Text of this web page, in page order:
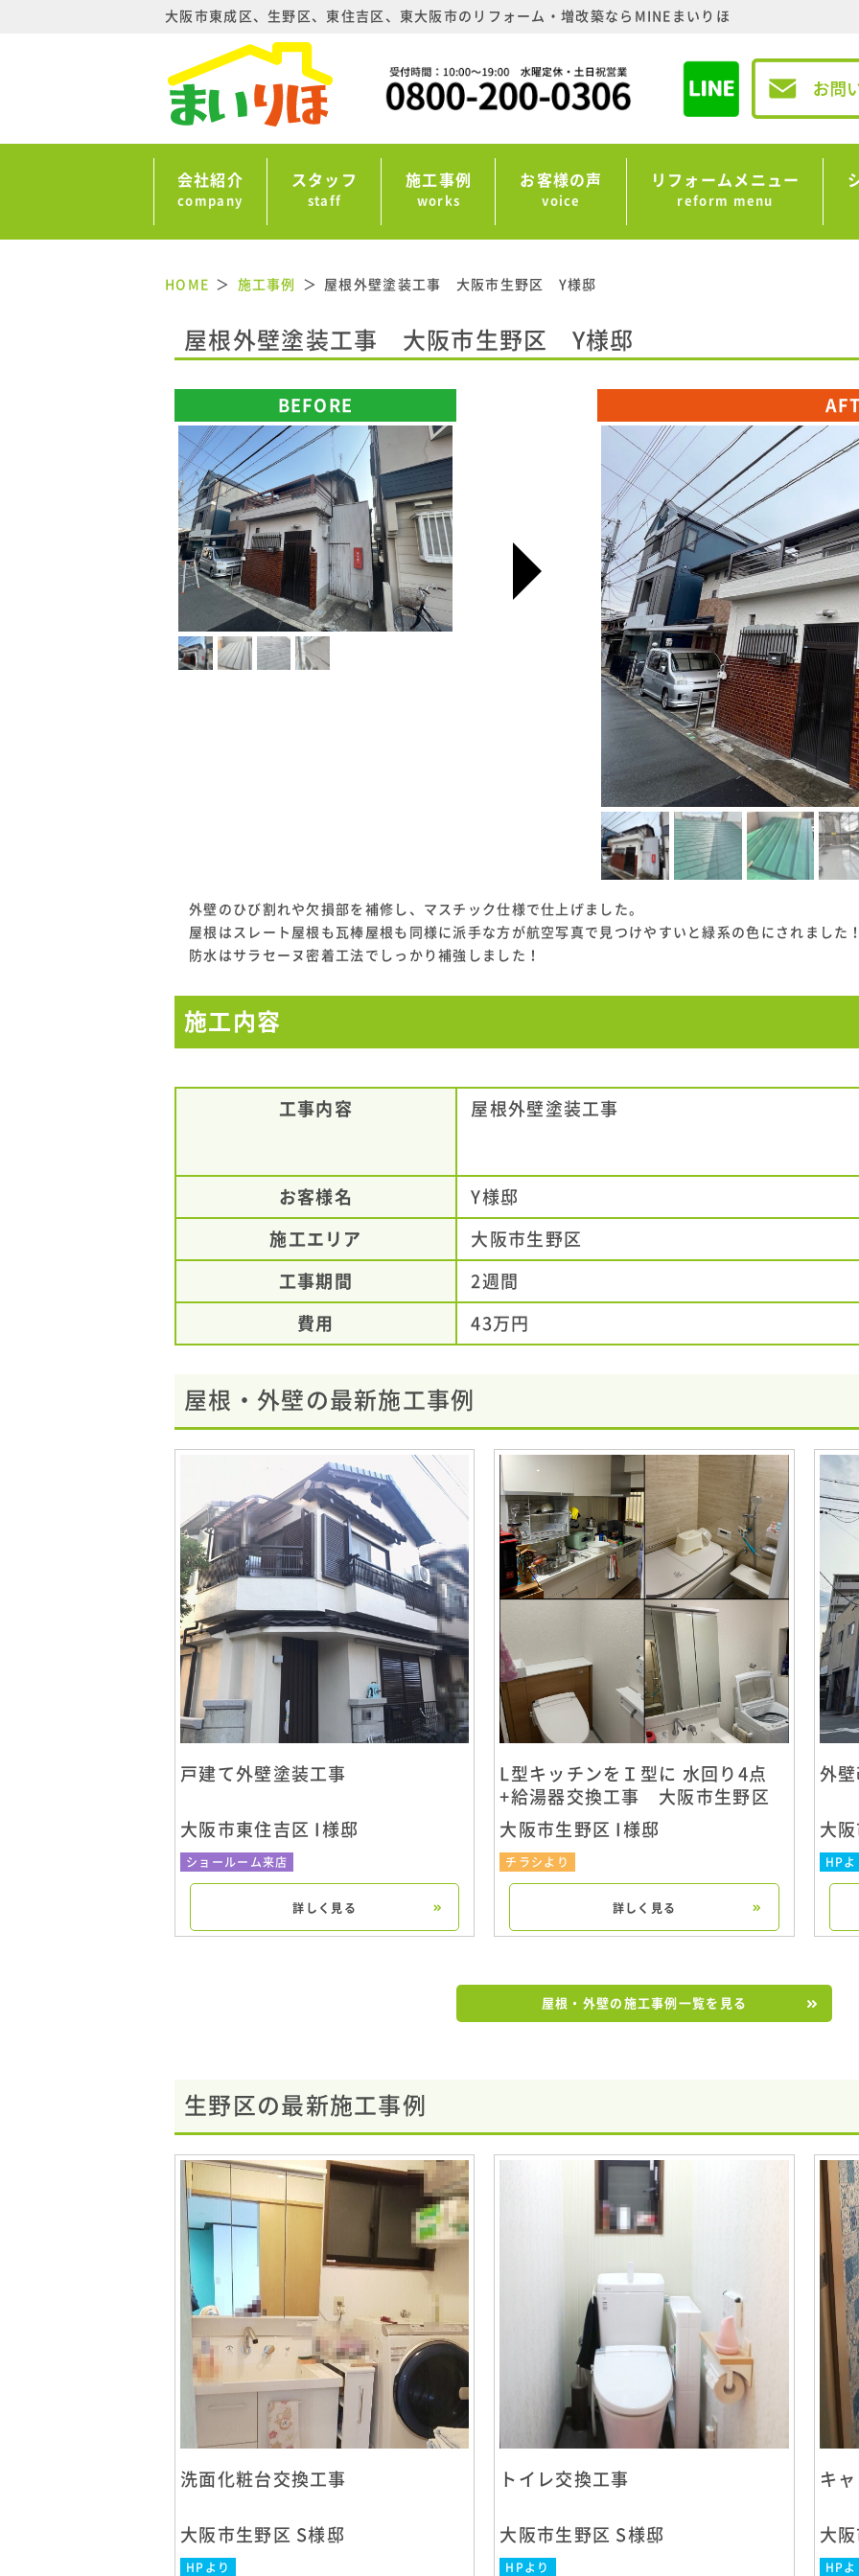
大阪市東成区、生野区、東住吉区、東大阪市のリフォーム・増改築ならMINEまいりほ
会社紹介
company
スタッフ
staff
施工事例
works
お客様の声
voice
リフォームメニュー
reform menu
HOME 施工事例 屋根外壁塗装工事 大阪市生野区 Y様邸
屋根外壁塗装工事 大阪市生野区 Y様邸
BEFORE
外壁のひび割れや欠損部を補修し、マスチック仕様で仕上げました。
屋根はスレート屋根も瓦棒屋根も同様に派手な方が航空写真で見つけやすいと緑系の色にされました
防水はサラセーヌ密着工法でしっかり補強しました！
施工内容
工事内容 屋根外壁塗装工事
お客様名 Y様邸
施工エリア 大阪市生野区
工事期間 2週間
費用 43万円
屋根・外壁の最新施工事例
戸建て外壁塗装工事
大阪市東住吉区 I様邸
ショールーム来店
詳しく見る
L型キッチンをＩ型に 水回り4点
+給湯器交換工事 大阪市生野区
大阪市生野区 I様邸
チラシより
詳しく見る
外
大
HPよ
屋根・外壁の施工事例一覧を見る
生野区の最新施工事例
洗面化粧台交換工事
大阪市生野区 S様邸
HPより
トイレ交換工事
大阪市生野区 S様邸
HPより
キ
大
HPよ